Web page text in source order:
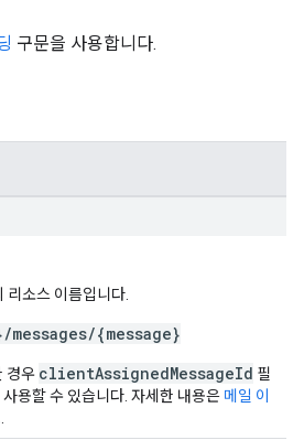
구문을 사용합니다.
리소스 이름입니다.
{message}
경우 clientAssignedMessageId 필
사용할 수 있습니다. 자세한 내용은 메일 이